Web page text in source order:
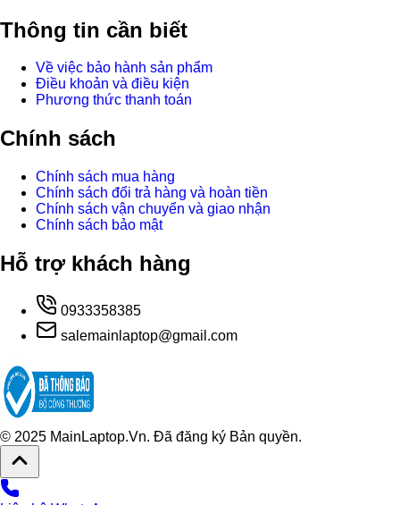
Thông tin cần biết
Về việc bảo hành sản phẩm
Điều khoản và điều kiện
Phương thức thanh toán
Chính sách
Chính sách mua hàng
Chính sách đổi trả hàng và hoàn tiền
Chính sách vận chuyển và giao nhận
Chính sách bảo mật
Hỗ trợ khách hàng
0933358385
salemainlaptop@gmail.com
© 2025 MainLaptop.Vn. Đã đăng ký Bản quyền.